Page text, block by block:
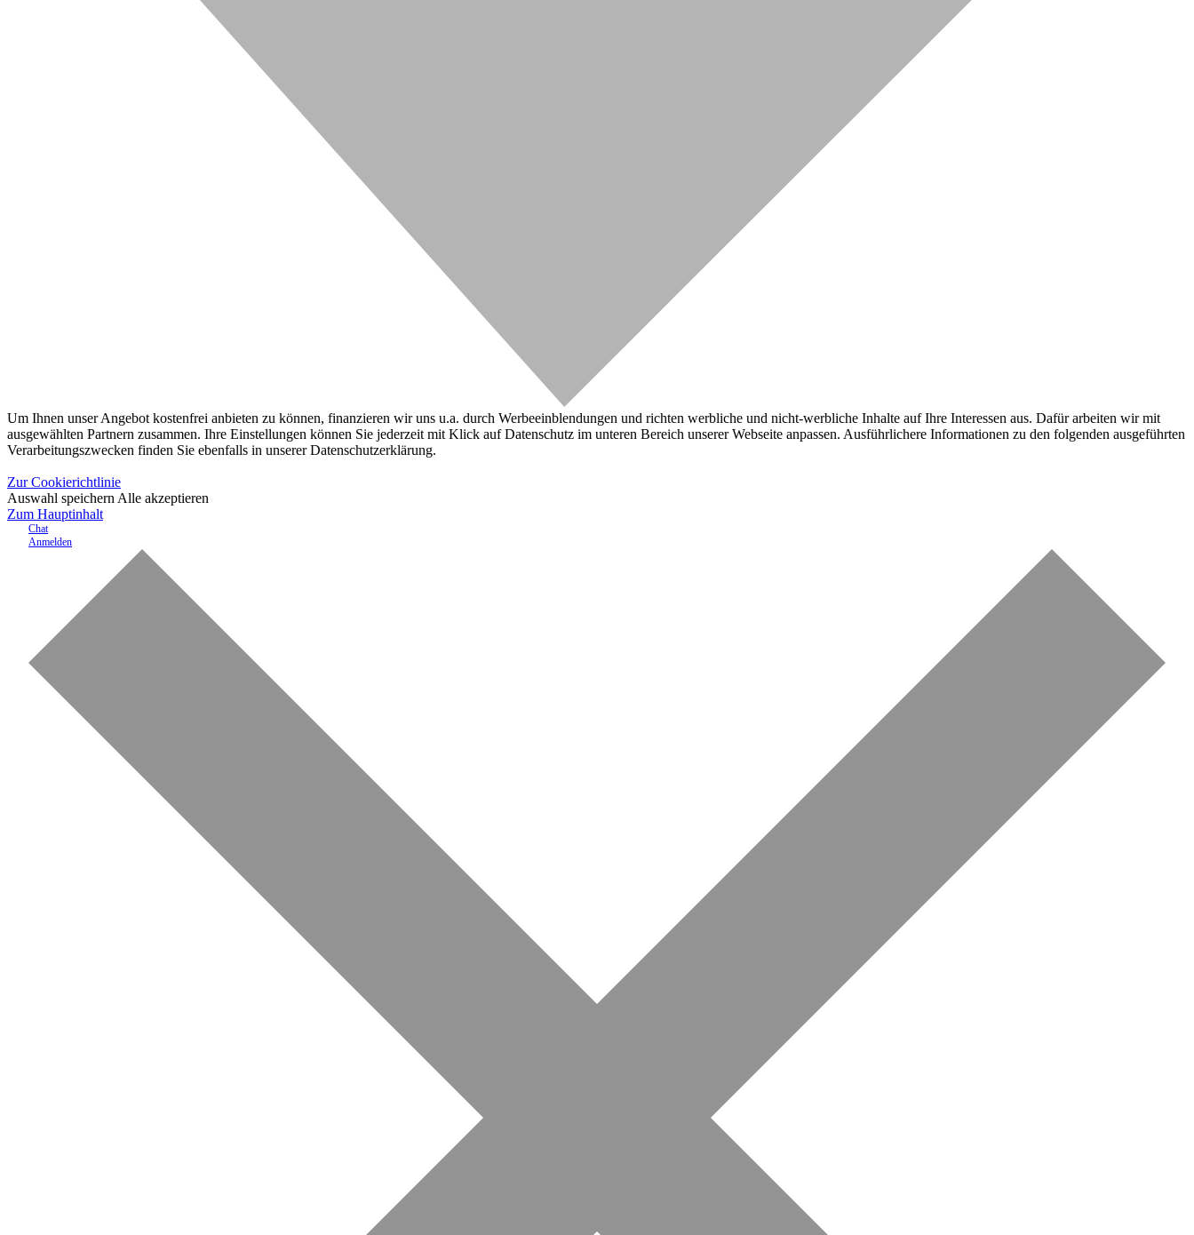
Um Ihnen unser Angebot kostenfrei anbieten zu können, finanzieren wir uns u.a. durch Werbeeinblendungen und richten werbliche und nicht-werbliche Inhalte auf Ihre Interessen aus. Dafür arbeiten wir mit
ausgewählten Partnern zusammen. Ihre Einstellungen können Sie jederzeit mit Klick auf Datenschutz im unteren Bereich unserer Webseite anpassen. Ausführlichere Informationen zu den folgenden ausgeführten
Verarbeitungszwecken finden Sie ebenfalls in unserer Datenschutzerklärung.
Zur Cookierichtlinie
Auswahl speichern Alle akzeptieren
Zum Hauptinhalt
Chat
Anmelden